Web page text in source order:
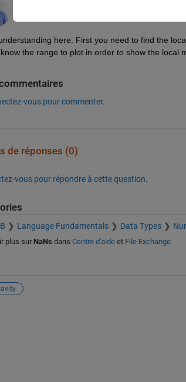
here. First you need to find the
the range to plot in order to show the local
vous pour commenter.
de réponses (0)
vous pour répondre à cette question.
Language Fundamentals Data Types
plus sur NaNs dans Centre d'aideet File Exchange